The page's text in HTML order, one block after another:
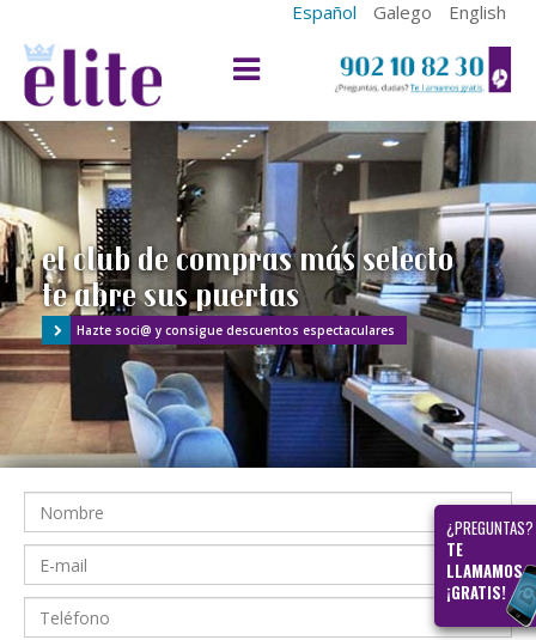
Español Galego English
el club de compras más selecto
te abre sus puertas
Hazte soci@ y consigue descuentos espectaculares
¿PREGUNTAS?
TE
LLAMAMOS
¡GRATIS!